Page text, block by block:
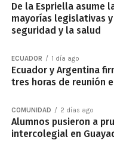
De la Espriella asume
mayorías legislativas
seguridad y la salud
ECUADOR 1 día ago
Ecuador y Argentina
tres horas de reunión
COMUNIDAD 2 días ago
Alumnos pusieron a
intercolegial en